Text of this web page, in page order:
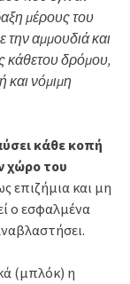
μέρους του
αμμουδιά και
κάθετου δρόμου,
και νόμιμη
κάθε κοπή
χώρο του
επιζήμια και μη
ο εσφαλμένα
(μπλόκ) η